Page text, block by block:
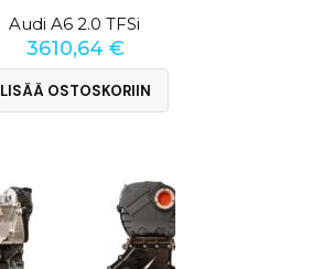
Audi A6 2.0 TFSi
3610,64 €
LISÄÄ OSTOSKORIIN